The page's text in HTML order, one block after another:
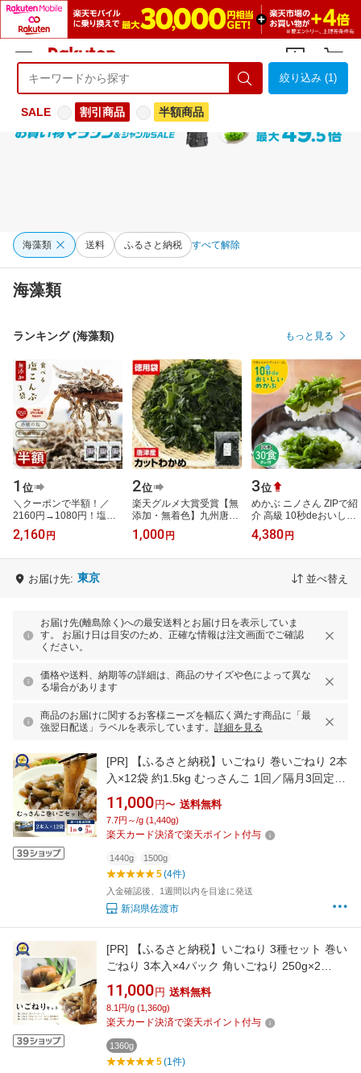
ようこそ 楽天市場へ ログイン
絞り込み (1)
SALE 割引商品 半額商品
海藻類 送料 ふるさと納税 すべて解除
海藻類
ランキング (海藻類) もっと見る
1 位
＼クーポンで半額！／
2160円→1080円！塩昆
布 無添加 化学調味料不
使用『3袋セット塩昆
2,160 円
2位
楽天グルメ大賞受賞【無
添加・無着色】九州唐津
産 乾燥カットわかめ 徳
用大袋送料無料 お試し特
1,000 円
3位
めかぶ ニノさん ZIPで紹
介 高級 10秒deおいしい
めかぶ 30食入 1箱 タレ
付 メカブ 刻み きざみめ
4,380 円
お届け先: 東京 並べ替え
お届け先(離島除く)への最安送料とお届け日を表示していま
す。 お届け日は目安のため、正確な情報は注文画面でご確認
ください。
価格や送料、納期等の詳細は、商品のサイズや色によって異な
る場合があります
商品のお届けに関するお客様ニーズを幅広く満たす商品に「最
強翌日配送」ラベルを表示しています。 詳細を見る
[PR]
【ふるさと納税】いごねり 巻いごねり 2本
入×12袋 約1.5kg むっさんこ 1回／隔月3回定期
便 選べる 佐渡 郷土食 いご草 海藻 無添加 えご
新潟県 佐渡市
11,000 円〜 送料無料
7.7円～/g (1,440g)
楽天カード決済で楽天ポイント付与
1440g 1500g
5(4件)
入金確認後、1週間以内を目途に発送
新潟県佐渡市
[PR]
【ふるさと納税】いごねり 3種セット 巻い
ごねり 3本入×4パック 角いごねり 250g×2
130g×1 からし酢味噌 黒蜜 きな粉 佐渡島 郷土
食 いご草 海藻 無添加 新潟県 佐渡市
11,000 円 送料無料
8.1円/g (1,360g)
楽天カード決済で楽天ポイント付与
1360g
5(1件)